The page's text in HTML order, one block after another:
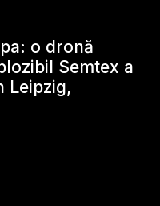
o dronă
Semtex a
Leipzig,